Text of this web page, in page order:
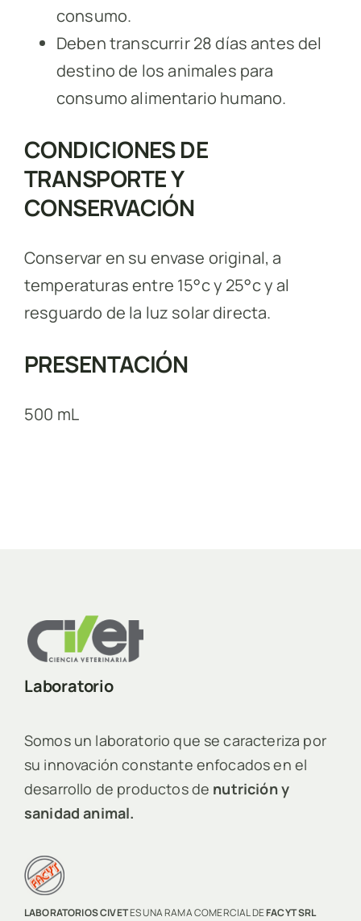
consumo.
Deben transcurrir 28 días antes del
destino de los animales para
consumo alimentario humano.
CONDICIONES DE
TRANSPORTE Y
CONSERVACIÓN
Conservar en su envase original, a
temperaturas entre 15°c y 25°c y al
resguardo de la luz solar directa.
PRESENTACIÓN
500 mL
Laboratorio
Somos un laboratorio que se caracteriza por
su innovación constante enfocados en el
desarrollo de productos de nutrición y
sanidad animal.
LABORATORIOS CIVETES UNA RAMA COMERCIAL DEFACYT SRL